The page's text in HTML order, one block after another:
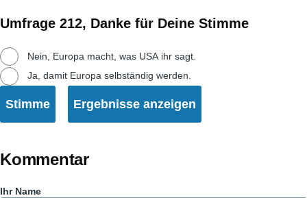
Umfrage 212, Danke für Deine Stimme
Auswahlmöglichkeiten
Nein, Europa macht, was USA ihr sagt.
Ja, damit Europa selbständig werden.
Kommentar
Ihr Name